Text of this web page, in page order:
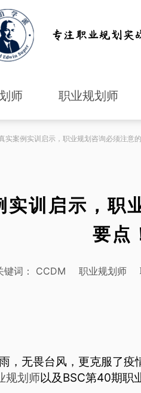
师 职业规划师
实案例实训启示，职业规划咨询必须注意
实训启示，职
要点
键词： CCDM 职业规划师
，无畏台风，更克服了疫
规划师以及BSC第40期职